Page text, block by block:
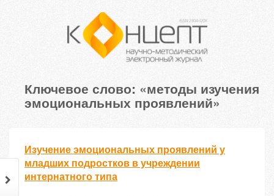
Ключевое слово: «методы изучения
эмоциональных проявлений»
Изучение эмоциональных проявлений у
младших подростков в учреждении
интернатного типа